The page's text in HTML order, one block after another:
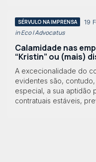
SÉRVULO NA IMPRENSA 19
in Eco | Advocatus
Calamidade nas
“Kristin” ou (mais)
A excecionalidade do
evidentes são,
especial, a sua aptidão
contratuais estáveis,